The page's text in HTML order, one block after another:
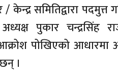
केन्द्र समितिद्वारा
पुकार चन्द्रसिंह
पोखिएको
।